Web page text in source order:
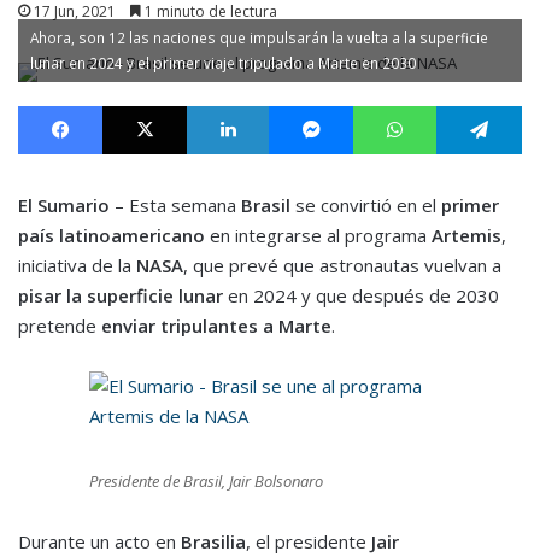
17 Jun, 2021 1 minuto de lectura
Ahora, son 12 las naciones que impulsarán la vuelta a la superficie
lunar en 2024 y el primer viaje tripulado a Marte en 2030
Facebook X LinkedIn MessengerWhatsApp
El Sumario – Esta semana Brasil se convirtió en el primer
país latinoamericano en integrarse al programa Artemis,
iniciativa de la NASA, que prevé que astronautas vuelvan a
pisar la superficie lunar en 2024 y que después de 2030
pretende enviar tripulantes a Marte.
Presidente de Brasil, Jair Bolsonaro
Durante un acto en Brasilia, el presidente Jair